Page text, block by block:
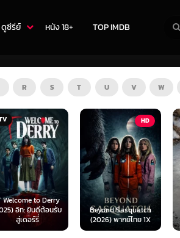
ดูซีรีย์ หนัง 18+ TOP IMDB
R S T U V W
Beyond Sasquatch
(2026) พากย์ไทย 1X
HD
Mufasa: The Lion
King (2024) มูฟาซา
เดอะ ไลอ้อน คิง...